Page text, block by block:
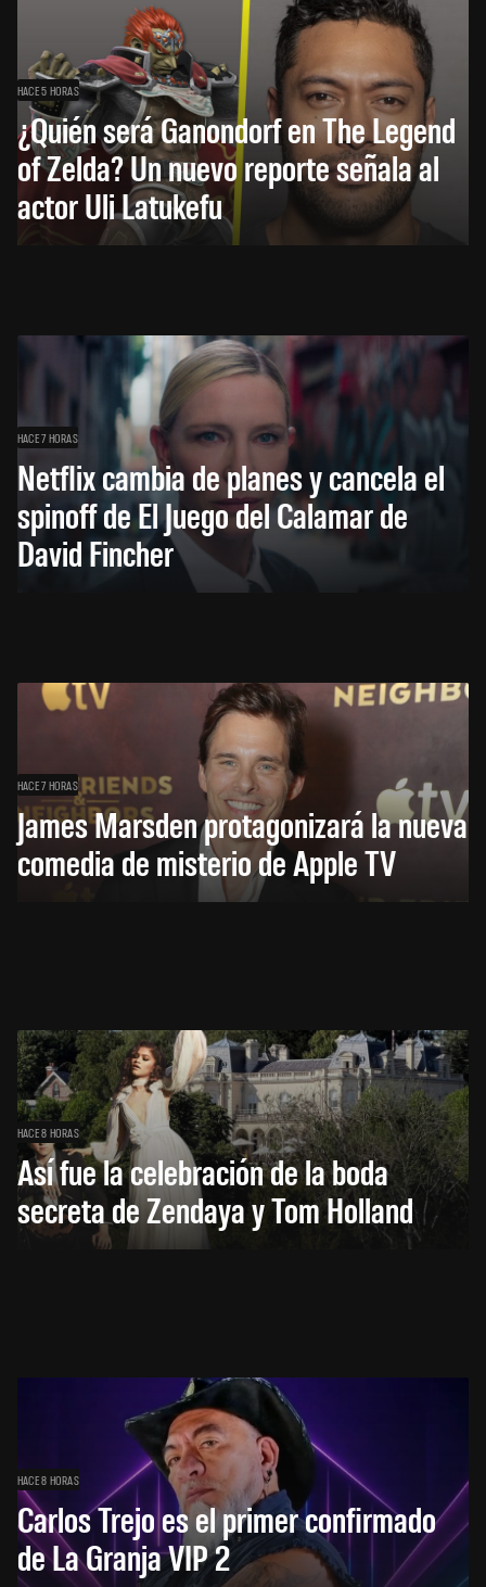
HACE 5 HORAS
¿Quién será Ganondorf en The Legend
of Zelda? Un nuevo reporte señala al
actor Uli Latukefu
HACE 7 HORAS
Netflix cambia de planes y cancela el
spinoff de El Juego del Calamar de
David Fincher
HACE 7 HORAS
James Marsden protagonizará la nueva
comedia de misterio de Apple TV
HACE 8 HORAS
Así fue la celebración de la boda
secreta de Zendaya y Tom Holland
HACE 8 HORAS
Carlos Trejo es el primer confirmado
de La Granja VIP 2